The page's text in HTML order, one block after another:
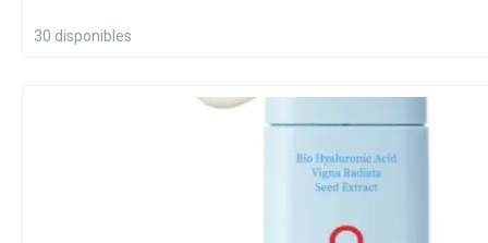
30 disponibles